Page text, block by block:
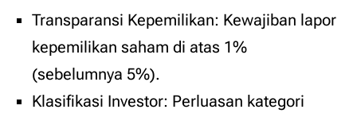
Transparansi Kepemilikan: Kewajiban lapor
kepemilikan saham di atas 1%
(sebelumnya 5%).
Klasifikasi Investor: Perluasan kategori